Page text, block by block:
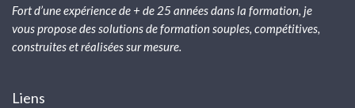
Fort d’une expérience de + de 25 années dans la formation, je
vous propose des solutions de formation souples, compétitives,
construites et réalisées sur mesure.
Liens